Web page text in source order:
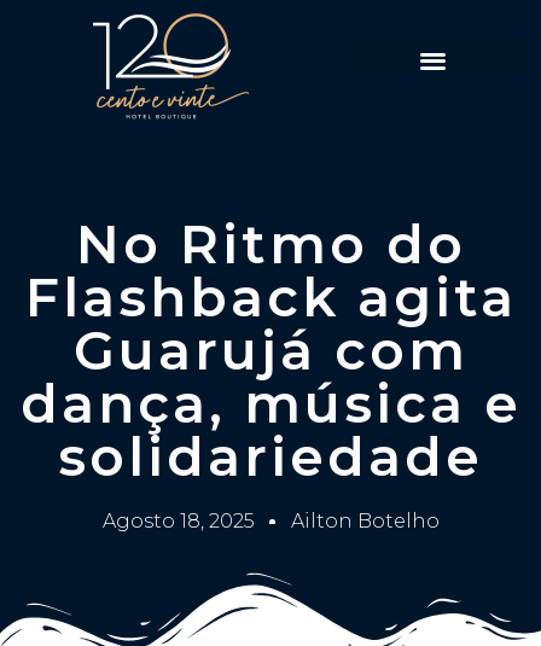
No Ritmo do
Flashback agita
Guarujá com
dança, música e
solidariedade
Agosto 18, 2025 Ailton Botelho